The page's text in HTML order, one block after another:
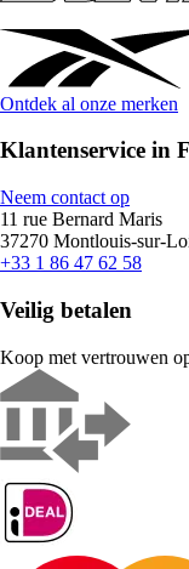
Ontdek al onze merken
Klantenservice in
Neem contact op
11 rue Bernard Maris
37270 Montlouis-sur-
+33 1 86 47 62 58
Veilig betalen
Koop met vertrouwen